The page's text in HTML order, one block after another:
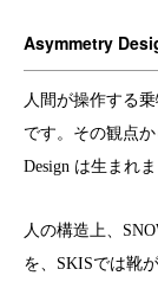
Asymmetry
人間が操作する
です。その観点
Design は生まれま
人の構造上、
を、SKISでは靴